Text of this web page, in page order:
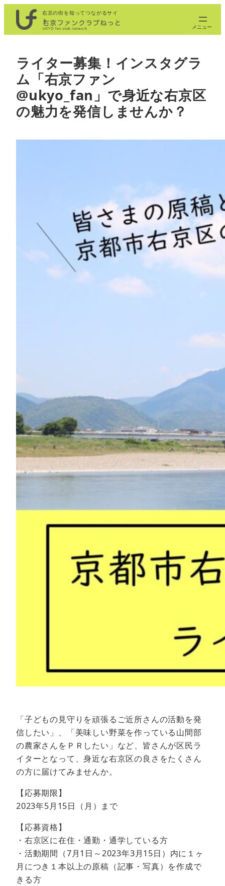
を
右京の街を知ってつながるサイ
ト
ライター募集！インスタグラ
ム「右京ファン
@ukyo_fan」で身近な右京区
の魅力を発信しませんか？
「子どもの見守りを頑張るご近所さんの活動を発
信したい」、「美味しい野菜を作っている山間部
の農家さんをＰＲしたい」など、皆さんが区民ラ
イターとなって、身近な右京区の良さをたくさん
の方に届けてみませんか。
【応募期限】
2023年5月15日（月）まで
【応募資格】
・右京区に在住・通勤・通学している方
・活動期間（7月1日～2023年3月15日）内に１ヶ
月につき１本以上の原稿（記事・写真）を作成で
きる方